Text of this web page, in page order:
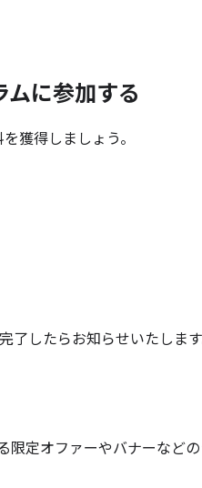
ムに参加する
獲得しましょう。
したらお知らせいたします
定オファーやバナーなど